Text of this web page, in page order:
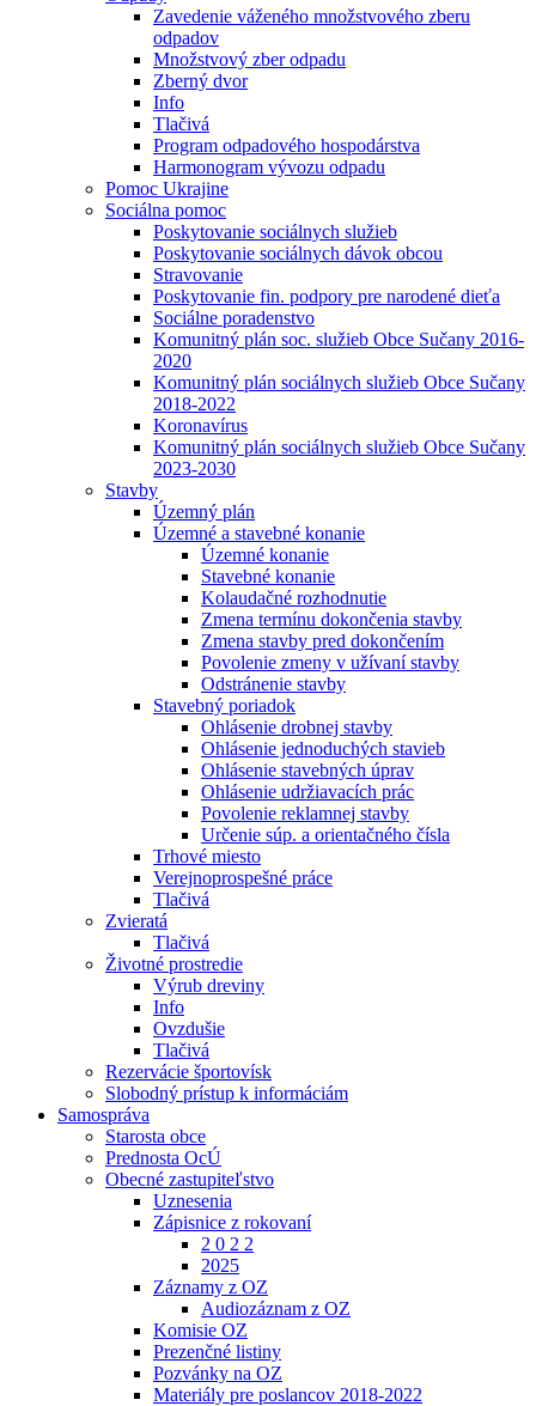
Zavedenie váženého množstvového zberu
odpadov
Množstvový zber odpadu
Zberný dvor
Info
Tlačivá
Program odpadového hospodárstva
Harmonogram vývozu odpadu
Pomoc Ukrajine
Sociálna pomoc
Poskytovanie sociálnych služieb
Poskytovanie sociálnych dávok obcou
Stravovanie
Poskytovanie fin. podpory pre narodené dieťa
Sociálne poradenstvo
Komunitný plán soc. služieb Obce Sučany 2016-
2020
Komunitný plán sociálnych služieb Obce Sučany
2018-2022
Koronavírus
Komunitný plán sociálnych služieb Obce Sučany
2023-2030
Stavby
Územný plán
Územné a stavebné konanie
Územné konanie
Stavebné konanie
Kolaudačné rozhodnutie
Zmena termínu dokončenia stavby
Zmena stavby pred dokončením
Povolenie zmeny v užívaní stavby
Odstránenie stavby
Stavebný poriadok
Ohlásenie drobnej stavby
Ohlásenie jednoduchých stavieb
Ohlásenie stavebných úprav
Ohlásenie udržiavacích prác
Povolenie reklamnej stavby
Určenie súp. a orientačného čísla
Trhové miesto
Verejnoprospešné práce
Tlačivá
Zvieratá
Tlačivá
Životné prostredie
Výrub dreviny
Info
Ovzdušie
Tlačivá
Rezervácie športovísk
Slobodný prístup k informáciám
Samospráva
Starosta obce
Prednosta OcÚ
Obecné zastupiteľstvo
Uznesenia
Zápisnice z rokovaní
2 0 2 2
2025
Záznamy z OZ
Audiozáznam z OZ
Komisie OZ
Prezenčné listiny
Pozvánky na OZ
Materiály pre poslancov 2018-2022